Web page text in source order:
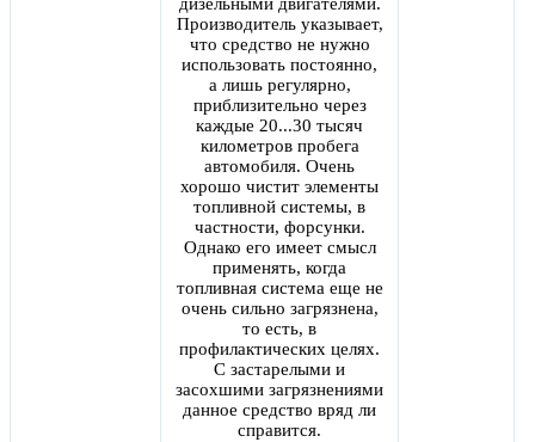
дизельными двигателями.
Производитель указывает,
что средство не нужно
использовать постоянно,
а лишь регулярно,
приблизительно через
каждые 20...30 тысяч
километров пробега
автомобиля. Очень
хорошо чистит элементы
топливной системы, в
частности, форсунки.
Однако его имеет смысл
применять, когда
топливная система еще не
очень сильно загрязнена,
то есть, в
профилактических целях.
С застарелыми и
засохшими загрязнениями
данное средство вряд ли
справится.